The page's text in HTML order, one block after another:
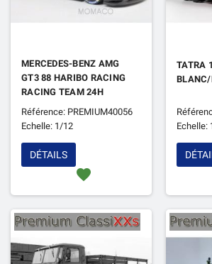
MERCEDES-BENZ AMG
GT3 88 HARIBO RACING
RACING TEAM 24H
NUERBURGRING 2016
Référence: PREMIUM40056
Echelle: 1/12
favorite
DÉTAILS
TATRA
BLANC/
Echelle: